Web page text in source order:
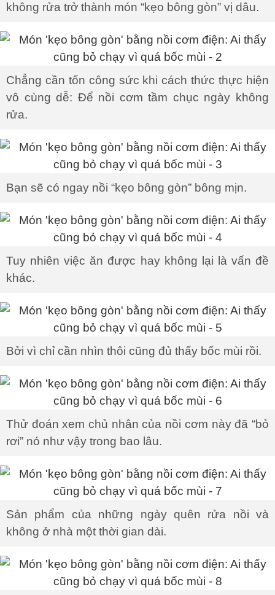
không rửa trở thành món “kẹo bông gòn” vị dâu.
Chẳng cần tốn công sức khi cách thức thực hiện
vô cùng dễ: Để nồi cơm tầm chục ngày không
rửa.
Bạn sẽ có ngay nồi “kẹo bông gòn” bông mịn.
Tuy nhiên việc ăn được hay không lại là vấn đề
khác.
Bởi vì chỉ cần nhìn thôi cũng đủ thấy bốc mùi rồi.
Thử đoán xem chủ nhân của nồi cơm này đã “bỏ
rơi” nó như vậy trong bao lâu.
Sản phẩm của những ngày quên rửa nồi và
không ở nhà một thời gian dài.